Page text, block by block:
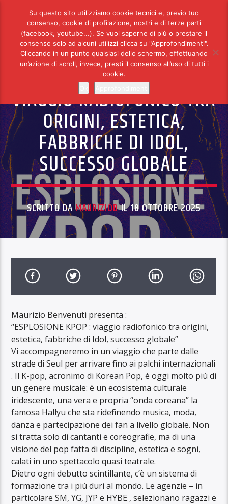
RADIO TALPA
PODCAST
ESPLOSIONE KPOP :
VIAGGIO RADIOFONICO TRA
ORIGINI, ESTETICA,
FABBRICHE DI IDOL,
SUCCESSO GLOBALE
SCRITTO DAMAURIZIOBIL 18 OTTOBRE 2025
Maurizio Benvenuti presenta :
“ESPLOSIONE KPOP : viaggio radiofonico tra origini,
estetica, fabbriche di Idol, successo globale”
Vi accompagneremo in un viaggio che parte dalle
strade di Seul per arrivare fino ai palchi internazionali
. Il K-pop, acronimo di Korean Pop, è oggi molto più di
un genere musicale: è un ecosistema culturale
iridescente, una vera e propria “onda coreana” la
famosa Hallyu che sta ridefinendo musica, moda,
danza e partecipazione dei fan a livello globale. Non
si tratta solo di cantanti e coreografie, ma di una
visione del pop fatta di discipline, estetica e sogni,
calati in uno spettacolo quasi teatrale.
Dietro ogni debutto scintillante, c’è un sistema di
formazione tra i più duri al mondo. Le agenzie – in
particolare SM, YG, JYP e HYBE , selezionano ragazzi e
Su questo sito utilizziamo cookie tecnici e, previo tuo
consenso, cookie di profilazione, nostri e di terze parti
(facebook, youtube...). Se vuoi saperne di più o prestare il
consenso solo ad alcuni utilizzi clicca su "Approfondimenti".
Cliccando in un punto qualsiasi dello schermo, effettuando
un’azione di scroll, invece, presti il consenso all’uso di tutti i
cookie.